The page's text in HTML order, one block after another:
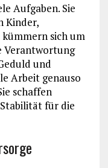
Aufgaben. Sie
Kinder,
sich um
Verantwortung
und
Arbeit genauso
schaffen
für die